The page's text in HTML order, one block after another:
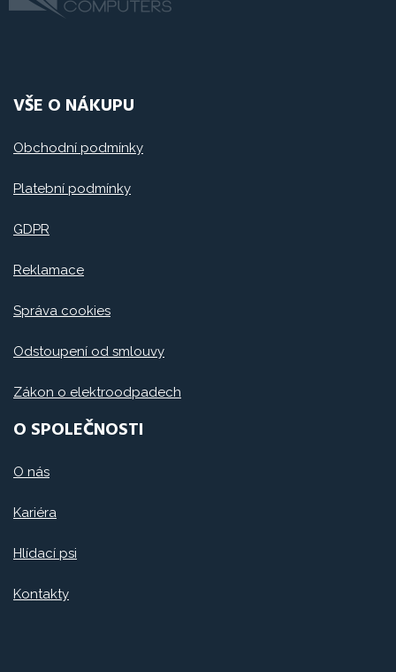
VŠE O NÁKUPU
Obchodní podmínky
Platební podmínky
GDPR
Reklamace
Správa cookies
Odstoupení od smlouvy
Zákon o elektroodpadech
O SPOLEČNOSTI
O nás
Kariéra
Hlídací psi
Kontakty